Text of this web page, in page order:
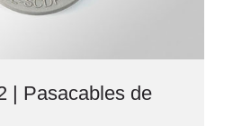
| Pasacables de